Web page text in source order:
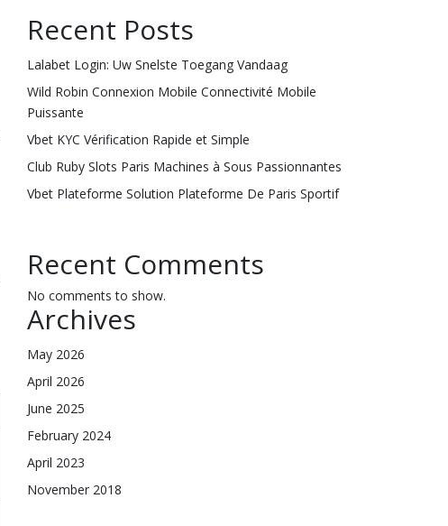
Recent Posts
Lalabet Login: Uw Snelste Toegang Vandaag
Wild Robin Connexion Mobile Connectivité Mobile
Puissante
Vbet KYC Vérification Rapide et Simple
Club Ruby Slots Paris Machines à Sous Passionnantes
Vbet Plateforme Solution Plateforme De Paris Sportif
Recent Comments
No comments to show.
Archives
May 2026
April 2026
June 2025
February 2024
April 2023
November 2018